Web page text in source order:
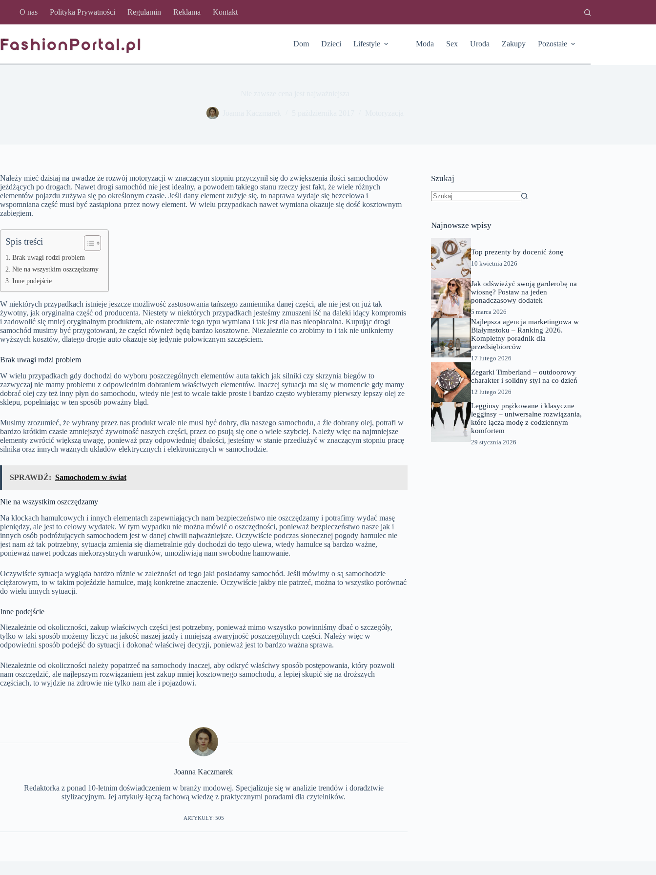
O nas Polityka Prywatności Regulamin Reklama Kontakt
Dom Dzieci Lifestyle Moda Sex Uroda Zakupy Pozostałe
Należy mieć dzisiaj na uwadze że rozwój motoryzacji w znaczącym stopniu przyczynił się do zwiększenia ilości samochodów
jeżdżących po drogach. Nawet drogi samochód nie jest idealny, a powodem takiego stanu rzeczy jest fakt, że wiele różnych
elementów pojazdu zużywa się po określonym czasie. Jeśli dany element zużyje się, to naprawa wydaje się bezcelowa i
wspomniana część musi być zastąpiona przez nowy element. W wielu przypadkach nawet wymiana okazuje się dość kosztownym
zabiegiem.
Spis treści
Brak uwagi rodzi problem
Nie na wszystkim oszczędzamy
Inne podejście
W niektórych przypadkach istnieje jeszcze możliwość zastosowania tańszego zamiennika danej części, ale nie jest on już tak
żywotny, jak oryginalna część od producenta. Niestety w niektórych przypadkach jesteśmy zmuszeni iść na daleki idący kompromis
i zadowolić się mniej oryginalnym produktem, ale ostatecznie tego typu wymiana i tak jest dla nas nieopłacalna. Kupując drogi
samochód musimy być przygotowani, że części również będą bardzo kosztowne. Niezależnie co zrobimy to i tak nie unikniemy
wyższych kosztów, dlatego drogie auto okazuje się jedynie połowicznym szczęściem.
Brak uwagi rodzi problem
W wielu przypadkach gdy dochodzi do wyboru poszczególnych elementów auta takich jak silniki czy skrzynia biegów to
zazwyczaj nie mamy problemu z odpowiednim dobraniem właściwych elementów. Inaczej sytuacja ma się w momencie gdy mamy
dobrać olej czy też inny płyn do samochodu, wtedy nie jest to wcale takie proste i bardzo często wybieramy pierwszy lepszy olej ze
sklepu, popełniając w ten sposób poważny błąd.
Musimy zrozumieć, że wybrany przez nas produkt wcale nie musi być dobry, dla naszego samochodu, a źle dobrany olej, potrafi w
bardzo krótkim czasie zmniejszyć żywotność naszych części, przez co psują się one o wiele szybciej. Należy więc na najmniejsze
elementy zwrócić większą uwagę, ponieważ przy odpowiedniej dbałości, jesteśmy w stanie przedłużyć w znaczącym stopniu pracę
silnika oraz innych ważnych układów elektrycznych i elektronicznych w samochodzie.
SPRAWDŹ: Samochodem w świat
Nie na wszystkim oszczędzamy
Na klockach hamulcowych i innych elementach zapewniających nam bezpieczeństwo nie oszczędzamy i potrafimy wydać masę
pieniędzy, ale jest to celowy wydatek. W tym wypadku nie można mówić o oszczędności, ponieważ bezpieczeństwo nasze jak i
innych osób podróżujących samochodem jest w danej chwili najważniejsze. Oczywiście podczas słonecznej pogody hamulec nie
jest nam aż tak potrzebny, sytuacja zmienia się diametralnie gdy dochodzi do tego ulewa, wtedy hamulce są bardzo ważne,
ponieważ nawet podczas niekorzystnych warunków, umożliwiają nam swobodne hamowanie.
Oczywiście sytuacja wygląda bardzo różnie w zależności od tego jaki posiadamy samochód. Jeśli mówimy o są samochodzie
ciężarowym, to w takim pojeździe hamulce, mają konkretne znaczenie. Oczywiście jakby nie patrzeć, można to wszystko porównać
do wielu innych sytuacji.
Inne podejście
Niezależnie od okoliczności, zakup właściwych części jest potrzebny, ponieważ mimo wszystko powinniśmy dbać o szczegóły,
tylko w taki sposób możemy liczyć na jakość naszej jazdy i mniejszą awaryjność poszczególnych części. Należy więc w
odpowiedni sposób podejść do sytuacji i dokonać właściwej decyzji, ponieważ jest to bardzo ważna sprawa.
Niezależnie od okoliczności należy popatrzeć na samochody inaczej, aby odkryć właściwy sposób postępowania, który pozwoli
nam oszczędzić, ale najlepszym rozwiązaniem jest zakup mniej kosztownego samochodu, a lepiej skupić się na droższych
częściach, to wyjdzie na zdrowie nie tylko nam ale i pojazdowi.
Joanna Kaczmarek
Redaktorka z ponad 10-letnim doświadczeniem w branży modowej. Specjalizuje się w analizie trendów i doradztwie
stylizacyjnym. Jej artykuły łączą fachową wiedzę z praktycznymi poradami dla czytelników.
ARTYKUŁY: 505
Szukaj
Najnowsze wpisy
Top prezenty by docenić żonę
10 kwietnia 2026
Jak odświeżyć swoją garderobę na
wiosnę? Postaw na jeden
ponadczasowy dodatek
5 marca 2026
Najlepsza agencja marketingowa w
Białymstoku – Ranking 2026.
Kompletny poradnik dla
przedsiębiorców
17 lutego 2026
Zegarki Timberland – outdoorowy
charakter i solidny styl na co dzień
12 lutego 2026
Legginsy prążkowane i klasyczne
legginsy – uniwersalne rozwiązania,
które łączą modę z codziennym
komfortem
29 stycznia 2026